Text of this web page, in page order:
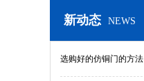
新动态 NEWS
选购好的仿铜门的方法